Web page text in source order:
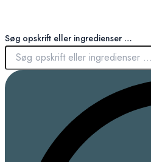
Søg opskrift eller ingredienser …